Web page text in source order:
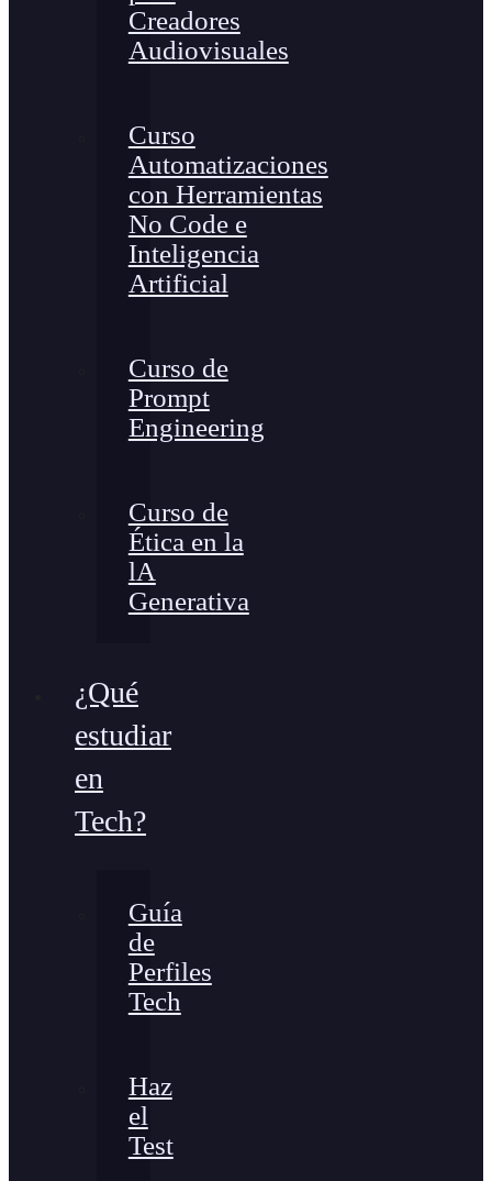
Creadores
Audiovisuales
Curso
Automatizaciones
con Herramientas
No Code e
Inteligencia
Artificial
Curso de
Prompt
Engineering
Curso de
Ética en la
lA
Generativa
¿Qué
estudiar
en
Tech?
Guía
de
Perfiles
Tech
Haz
el
Test